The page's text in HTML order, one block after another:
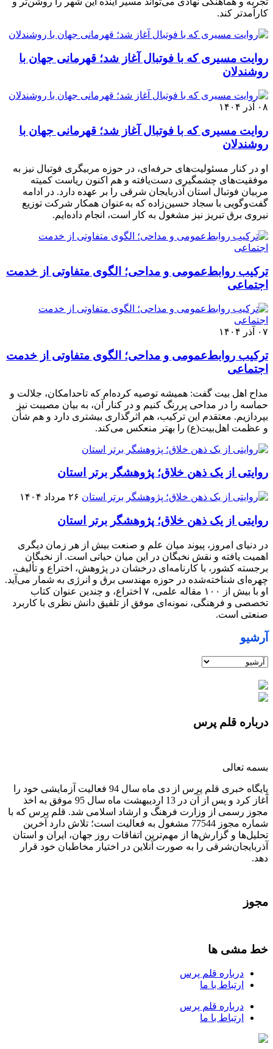
کارآمدتر کند.
روایت مسیری که با فوتبال آغاز شد؛ قهرمانی جهان با
روشندلان
۰۸ آذر ۱۴۰۴
روایت مسیری که با فوتبال آغاز شد؛ قهرمانی جهان با
روشندلان
او در کنار مسئولیت‌های حرفه‌ای، در حوزه مربیگری فوتبال نیز به
موفقیت‌های چشمگیری دست‌یافته و هم اکنون ریاست کمیته
مربیان فوتبال استان آذربایجان شرقی را بر عهده دارد. در ادامه
گفت‌وگویی با سجاد حسین‌زاده که به‌عنوان همکار شرکت توزیع
نیروی برق تبریز نیز مشغول به کار است، انجام داده‌ایم.
ترکیب روابط‌عمومی و مداحی؛ الگوی متفاوتی از خدمت
اجتماعی
۰۷ آذر ۱۴۰۴
ترکیب روابط‌عمومی و مداحی؛ الگوی متفاوتی از خدمت
اجتماعی
مداح اهل بیت گفت: همیشه توصیه کرده‌ام که تاحدامکان، جلالت و
حماسه را در مداحی پررنگ کنیم و در کنار آن، به بیان مصیبت نیز
بپردازیم. معتقدم این ترکیب، هم اثرگذاری بیشتری دارد و هم شأن
و عظمت اهل‌بیت(ع) را بهتر منعکس می‌کند.
روایتی از یک ذهن خلاق؛ پژوهشگر برتر استان
۲۶ مرداد ۱۴۰۴
روایتی از یک ذهن خلاق؛ پژوهشگر برتر استان
در دنیای امروز، پیوند میان علم و صنعت بیش از هر زمان دیگری
اهمیت یافته و نقش نخبگان در این میان حیاتی است. از نخبگان
برجسته کشور، با کارنامه‌ای درخشان در پژوهش، اختراع و تألیف،
چهره‌ای شناخته‌شده در حوزه مهندسی برق و انرژی به شمار می‌آید.
او با بیش از ۱۰۰ مقاله علمی، ۷ اختراع، و چندین عنوان کتاب
تخصصی و فرهنگی، نمونه‌ای موفق از تلفیق دانش نظری با کاربرد
صنعتی است.
آرشیو
درباره قلم پرس
بسمه تعالی
پایگاه خبری قلم پرس از دی ماه سال 94 فعالیت آزمایشی خود را
آغاز کرد و پس از آن در 13 اردیبهشت ماه سال 95 موفق به اخذ
مجوز رسمی از وزارت فرهنگ و ارشاد اسلامی شد. قلم پرس که با
شماره مجوز 77544 مشغول به فعالیت است؛ تلاش دارد آخرین
تحلیل‌ها و گزارش‌ها از مهم‌ترین اتفاقات روز جهان، ایران و استان
آذربایجان‌شرقی را به صورت آنلاین در اختیار مخاطبان خود قرار
دهد.
مجوز
خط مشی ها
درباره قلم پرس
ارتباط با ما
درباره قلم پرس
ارتباط با ما